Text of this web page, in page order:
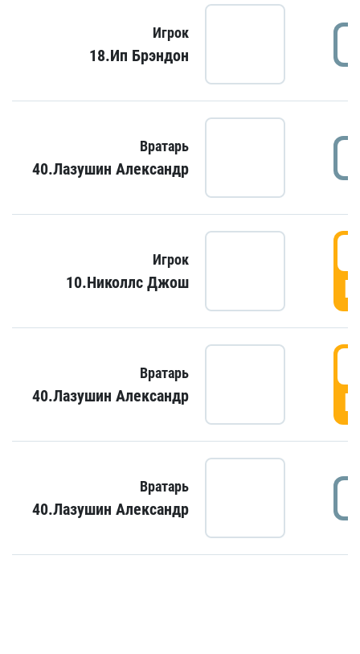
Игрок
18.Ип Брэндон
Вратарь
40.Лазушин Александр
Игрок
10.Николлс Джош
Вратарь
40.Лазушин Александр
Вратарь
40.Лазушин Александр